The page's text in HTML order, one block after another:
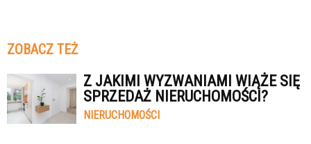
ZOBACZ TEŻ
Z JAKIMI WYZWANIAMI WIĄŻE SIĘ
SPRZEDAŻ NIERUCHOMOŚCI?
NIERUCHOMOŚCI